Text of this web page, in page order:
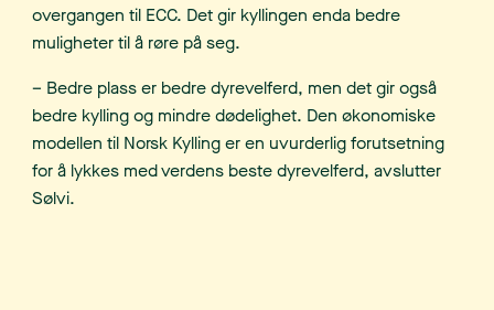
overgangen til ECC. Det gir kyllingen enda bedre
muligheter til å røre på seg.
– Bedre plass er bedre dyrevelferd, men det gir også
bedre kylling og mindre dødelighet. Den økonomiske
modellen til Norsk Kylling er en uvurderlig forutsetning
for å lykkes med verdens beste dyrevelferd, avslutter
Sølvi.